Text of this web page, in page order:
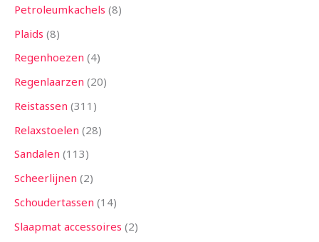
Petroleumkachels 8
Plaids 8
Regenhoezen 4
Regenlaarzen 20
Reistassen 311
Relaxstoelen 28
Sandalen 113
Scheerlijnen 2
Schoudertassen 14
Slaapmat accessoires 2